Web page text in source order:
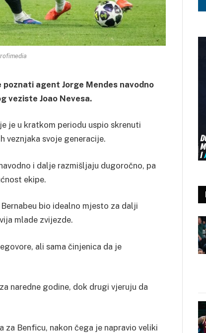
agent Jorge Mendes navodno
veziste Joao Nevesa.
je u kratkom periodu uspio skrenuti
veznjaka svoje generacije.
i dalje razmišljaju dugoročno, pa
ekipe.
bio idealno mjesto za dalji
mlade zvijezde.
ali sama činjenica da je
naredne godine, dok drugi vjeruju da
Benficu, nakon čega je napravio veliki